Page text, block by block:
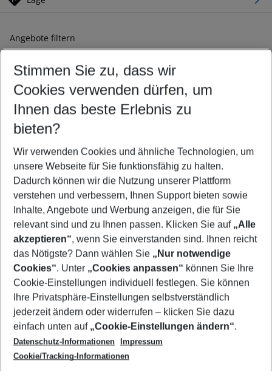
Angebote filtern
Ändern Sie Ihre Kriterien nach Ihren Wünschen
Abflughafen wählen
Beliebiger Abflughafen
Reisezeitraum wählen
10.08.26– 08.08.27 5-8 Nächte
2 Erwachsene Keine Kinder
Mehr Filter anzeigen
Footer
Footer navigation
Über uns
AGB
Cookie-Einstellungen ändern
Cookie-Richtlinie
Datenschutz
Service & Hilfe
Barrierefreies Reisen
Check-in
Folgen Sie uns
Stimmen Sie zu, dass wir
Cookies verwenden dürfen, um
Ihnen das beste Erlebnis zu
bieten?
Wir verwenden Cookies und ähnliche Technologien, um
unsere Webseite für Sie funktionsfähig zu halten.
Dadurch können wir die Nutzung unserer Plattform
verstehen und verbessern, Ihnen Support bieten sowie
Inhalte, Angebote und Werbung anzeigen, die für Sie
relevant sind und zu Ihnen passen. Klicken Sie auf „Alle
akzeptieren“, wenn Sie einverstanden sind. Ihnen reicht
das Nötigste? Dann wählen Sie „Nur notwendige
Cookies“. Unter „Cookies anpassen“ können Sie Ihre
Cookie-Einstellungen individuell festlegen. Sie können
Ihre Privatsphäre-Einstellungen selbstverständlich
jederzeit ändern oder widerrufen – klicken Sie dazu
einfach unten auf „Cookie-Einstellungen ändern“.
Datenschutz-Informationen
Impressum
Cookie/Tracking-Informationen